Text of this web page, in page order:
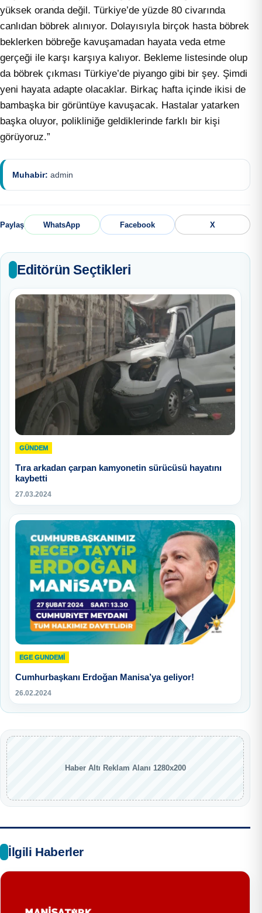
yüksek oranda değil. Türkiye’de yüzde 80 civarında
canlıdan böbrek alınıyor. Dolayısıyla birçok hasta böbrek
beklerken böbreğe kavuşamadan hayata veda etme
gerçeği ile karşı karşıya kalıyor. Bekleme listesinde olup
da böbrek çıkması Türkiye’de piyango gibi bir şey. Şimdi
yeni hayata adapte olacaklar. Birkaç hafta içinde ikisi de
bambaşka bir görüntüye kavuşacak. Hastalar yatarken
başka oluyor, polikliniğe geldiklerinde farklı bir kişi
görüyoruz.”
Muhabir: admin
Paylaş WhatsApp Facebook X
Editörün Seçtikleri
GÜNDEM
Tıra arkadan çarpan kamyonetin sürücüsü hayatını
kaybetti
27.03.2024
EGE GUNDEMİ
Cumhurbaşkanı Erdoğan Manisa’ya geliyor!
26.02.2024
Haber Altı Reklam Alanı 1280x200
İlgili Haberler